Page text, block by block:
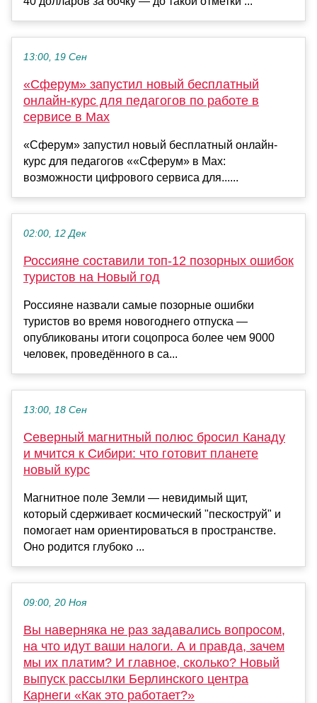
13:00, 19 Сен
«Сферум» запустил новый бесплатный
онлайн-курс для педагогов по работе в
сервисе в Max
«Сферум» запустил новый бесплатный онлайн-
курс для педагогов ««Сферум» в Max:
возможности цифрового сервиса для......
02:00, 12 Дек
Россияне составили топ-12 позорных ошибок
туристов на Новый год
Россияне назвали самые позорные ошибки
туристов во время новогоднего отпуска —
опубликованы итоги соцопроса более чем 9000
человек, проведённого в са...
13:00, 18 Сен
Северный магнитный полюс бросил Канаду
и мчится к Сибири: что готовит планете
новый курс
Магнитное поле Земли — невидимый щит,
который сдерживает космический "пескоструй" и
помогает нам ориентироваться в пространстве.
Оно родится глубоко ...
09:00, 20 Ноя
Вы наверняка не раз задавались вопросом,
на что идут ваши налоги. А и правда, зачем
мы их платим? И главное, сколько? Новый
выпуск рассылки Берлинского центра
Карнеги «Как это работает?»